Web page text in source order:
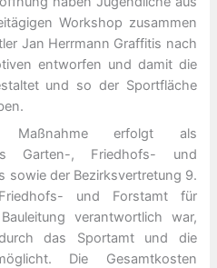
Workshop zusammen
Jan Herrmann Graffitis nach
entworfen und damit die
und so der Sportfläche
erfolgt als
Garten-, Friedhofs- und
sowie der Bezirksvertretung 9.
und Forstamt für
verantwortlich war,
das Sportamt und die
Die Gesamtkosten